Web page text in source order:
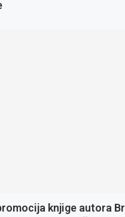
knjige autora